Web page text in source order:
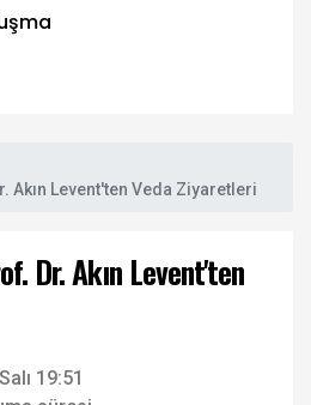
Akın Levent'ten Veda Ziyaretleri
Dr. Akın Levent'ten
19:51